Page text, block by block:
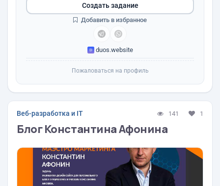
duos.website
Создать задание
Добавить в избранное
Пожаловаться на профиль
Веб-разработка и IT 141 1
Блог Константина Афонина